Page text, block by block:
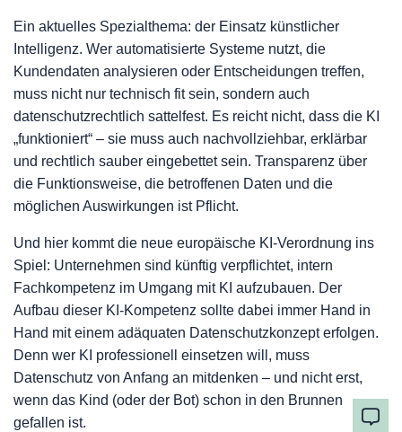
Ein aktuelles Spezialthema: der Einsatz künstlicher
Intelligenz. Wer automatisierte Systeme nutzt, die
Kundendaten analysieren oder Entscheidungen treffen,
muss nicht nur technisch fit sein, sondern auch
datenschutzrechtlich sattelfest. Es reicht nicht, dass die KI
„funktioniert“ – sie muss auch nachvollziehbar, erklärbar
und rechtlich sauber eingebettet sein. Transparenz über
die Funktionsweise, die betroffenen Daten und die
möglichen Auswirkungen ist Pflicht.
Und hier kommt die neue europäische KI-Verordnung ins
Spiel: Unternehmen sind künftig verpflichtet, intern
Fachkompetenz im Umgang mit KI aufzubauen. Der
Aufbau dieser KI-Kompetenz sollte dabei immer Hand in
Hand mit einem adäquaten Datenschutzkonzept erfolgen.
Denn wer KI professionell einsetzen will, muss
Datenschutz von Anfang an mitdenken – und nicht erst,
wenn das Kind (oder der Bot) schon in den Brunnen
gefallen ist.